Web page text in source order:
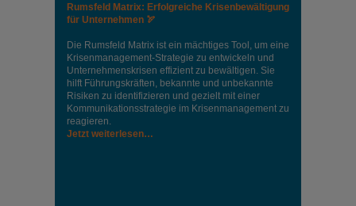
Rumsfeld Matrix: Erfolgreiche Krisenbewältigung
für Unternehmen 🏹
Die Rumsfeld Matrix ist ein mächtiges Tool, um eine
Krisenmanagement-Strategie zu entwickeln und
Unternehmenskrisen effizient zu bewältigen. Sie
hilft Führungskräften, bekannte und unbekannte
Risiken zu identifizieren und gezielt mit einer
Kommunikationsstrategie im Krisenmanagement zu
reagieren.
Jetzt weiterlesen…